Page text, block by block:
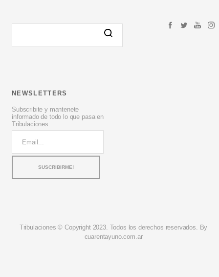
NEWSLETTERS
Subscribite y mantenete
informado de todo lo que pasa en
Tribulaciones.
Tribulaciones © Copyright 2023. Todos los derechos reservados. By
cuarentayuno.com.ar